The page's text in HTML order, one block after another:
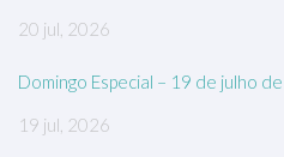
20 jul, 2026
Domingo Especial – 19 de julho
19 jul, 2026